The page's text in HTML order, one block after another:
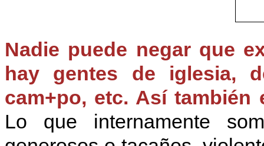
Nadie puede negar que
hay gentes de iglesia,
cam+po, etc. Así
Lo que internamente